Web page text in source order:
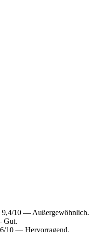
9,4/10 — Außergewöhnlich.
Gut.
10 — Hervorragend.